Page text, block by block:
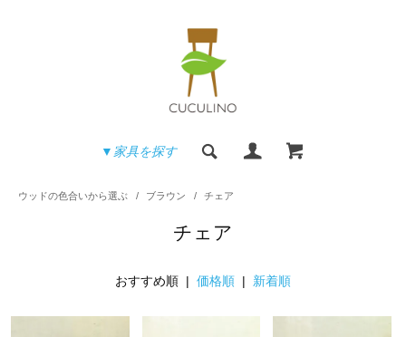
▼家具を探す
ウッドの色合いから選ぶ / ブラウン / チェア
チェア
おすすめ順 | 価格順 | 新着順